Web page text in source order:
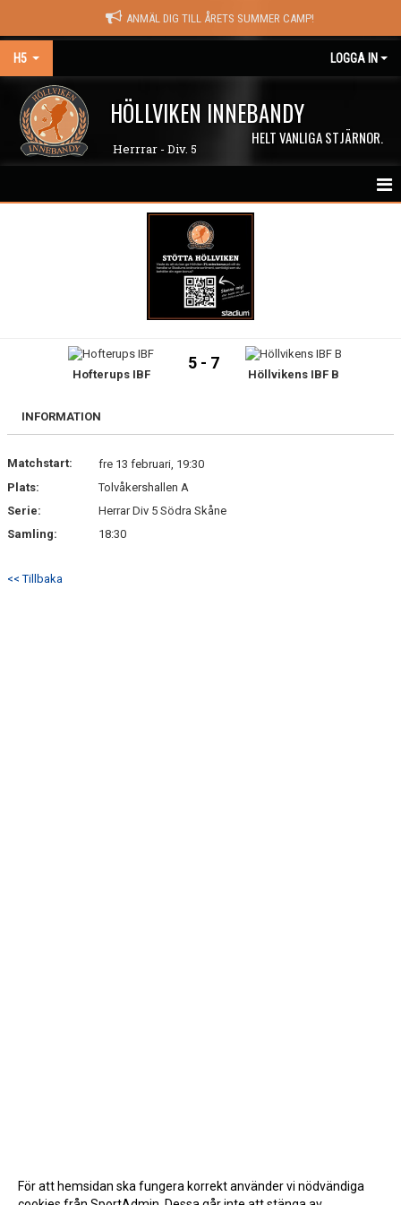
ANMÄL DIG TILL ÅRETS SUMMER CAMP!
H5 LOGGA IN
HÖLLVIKEN INNEBANDY
HELT VANLIGA STJÄRNOR.
Herrrar - Div. 5
BILDGALLERI
KONTAKT
Hofterups IBF
5 - 7
Höllvikens IBF B
INFORMATION
Matchstart:
fre 13 februari, 19:30
Plats:
Tolvåkershallen A
Serie:
Herrar Div 5 Södra Skåne
Samling:
18:30
<< Tillbaka
För att hemsidan ska fungera korrekt använder vi nödvändiga